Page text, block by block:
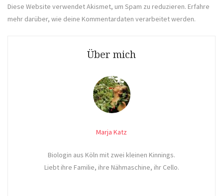
Diese Website verwendet Akismet, um Spam zu reduzieren. Erfahre
mehr darüber, wie deine Kommentardaten verarbeitet werden.
Über mich
Marja Katz
Biologin aus Köln mit zwei kleinen Kinnings.
Liebt ihre Familie, ihre Nähmaschine, ihr Cello.